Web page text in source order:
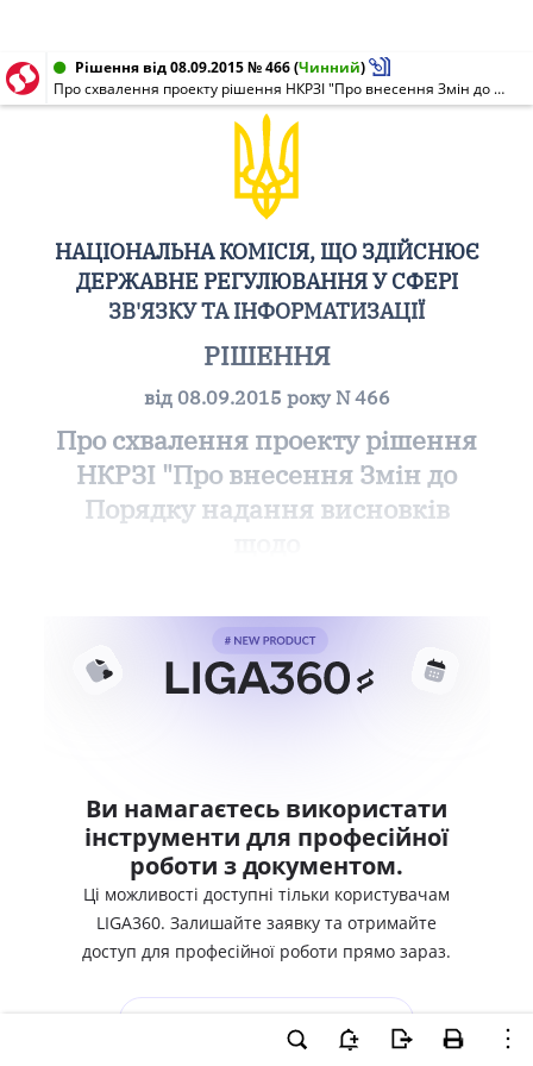
Рішення від 08.09.2015 № 466(Чинний)
Про схвалення проекту рішення НКРЗІ "Про внесення Змін до Порядку надання висновків щодо електромагнітної сумісності та дозволів на експлуатацію радіоелектронних засобів і випромінювальних пристроїв"
НАЦІОНАЛЬНА КОМІСІЯ, ЩО ЗДІЙСНЮЄ
ДЕРЖАВНЕ РЕГУЛЮВАННЯ У СФЕРІ
ЗВ'ЯЗКУ ТА ІНФОРМАТИЗАЦІЇ
РІШЕННЯ
від 08.09.2015 року N 466
Про схвалення проекту рішення
НКРЗІ "Про внесення Змін до
Порядку надання висновків
Ви намагаєтесь використати
інструменти для професійної
роботи з документом.
Ці можливості доступні тільки користувачам
LIGA360. Залишайте заявку та отримайте
доступ для професійної роботи прямо зараз.
ХОЧУ СПРОБУВАТИ LIGA360 - ОТРИМАТИ